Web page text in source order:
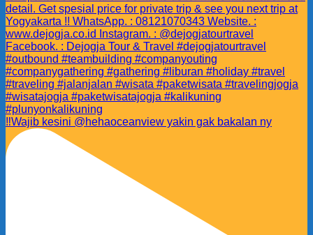
‼️Wajib kesini @hehaoceanview yakin gak bakalan ny